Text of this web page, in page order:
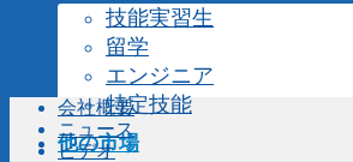
技能実習生
留学
エンジニア
特定技能
他の市場
会社概要
ニュース
ビデオ